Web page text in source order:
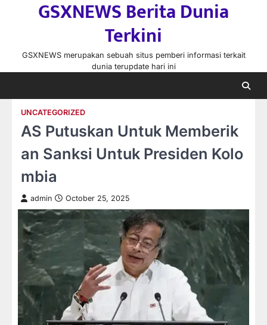
GSXNEWS Berita Dunia
Terkini
GSXNEWS merupakan sebuah situs pemberi informasi terkait
dunia terupdate hari ini
UNCATEGORIZED
AS Putuskan Untuk Memberik
an Sanksi Untuk Presiden Kolo
mbia
admin October 25, 2025